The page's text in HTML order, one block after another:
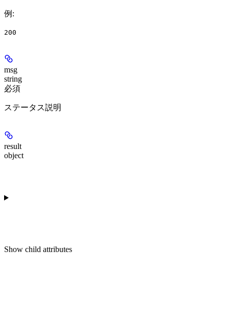
例 :
200
msg
string
必須
ステータス説明
result
object
Show child attributes